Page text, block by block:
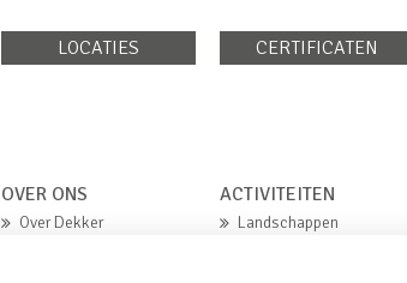
LOCATIES CERTIFICATEN
OVER ONS
Over Dekker
ACTIVITEITEN
Landschappen